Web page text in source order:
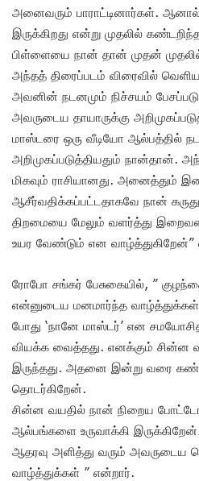
அனைவரும் பாராட்டினார்கள்.
இருக்கிறது என்று முதலில்
பிள்ளையை நான் தான் முதன்
அந்தத் திரைப்படம் விரைவில்
அவனின் நடனமும் நிச்சயம்
அவருடைய தாயாருக்கு
மாஸ்டரை ஒரு வீடியோ ஆல்பத்தில்
அறிமுகப்படுத்தியதும் நான்தான்.
மிகவும் ராசியானது. அனைத்தும்
ஆசீர்வதிக்கப்பட்டதாகவே நான்
திறமையை மேலும் வளர்த்து
உயர வேண்டும் என வாழ்த்துகிறேன்”
ரோபோ சங்கர் பேசுகையில், ”
என்னுடைய மனமார்ந்த
போது ‘நானே மாஸ்டர்’ என
வியக்க வைத்தது. எனக்கும் சின்ன
இருந்தது. அதனை இன்று வரை
தொடர்கிறேன்.
சின்ன வயதில் நான் நிறைய
ஆல்பங்களை உருவாக்கி
ஆதரவு அளித்து வரும் அவருடைய
வாழ்த்துக்கள் ” என்றார்.